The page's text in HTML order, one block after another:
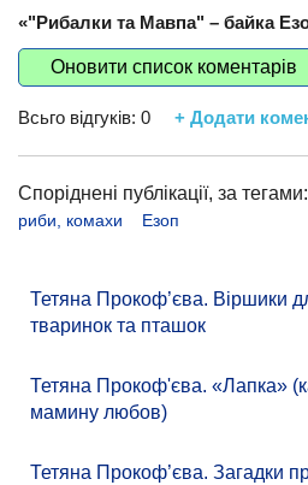
«"Рибалки та Мавпа" – байка
Оновити список коментарів
Всьго відгуків: 0 + Додати
Споріднені публікації, за тегами:
риби, комахи
Езоп
Тетяна Прокоф’єва. Віршики
тваринок та пташок
Тетяна Прокоф'єва. «Лапка»
мамину любов)
Тетяна Прокоф’єва. Загадки